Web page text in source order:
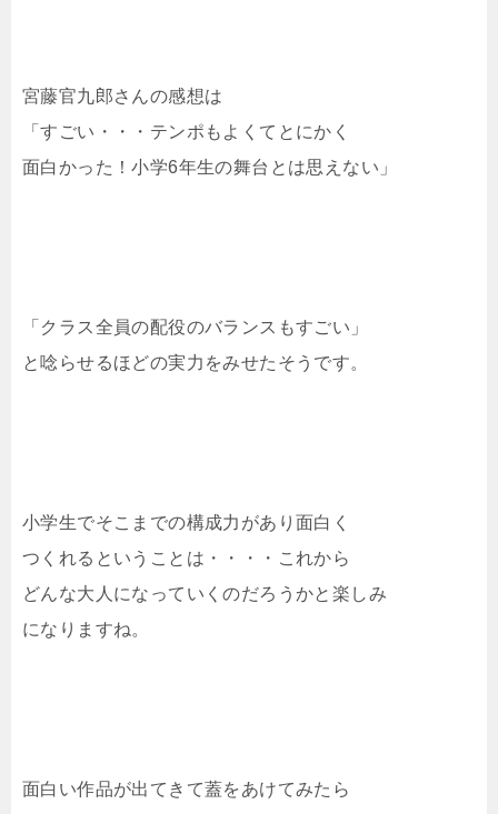
宮藤官九郎さんの感想は
「すごい・・・テンポもよくてとにかく
面白かった！小学6年生の舞台とは思えない」
「クラス全員の配役のバランスもすごい」
と唸らせるほどの実力をみせたそうです。
小学生でそこまでの構成力があり面白く
つくれるということは・・・・これから
どんな大人になっていくのだろうかと楽しみ
になりますね。
面白い作品が出てきて蓋をあけてみたら